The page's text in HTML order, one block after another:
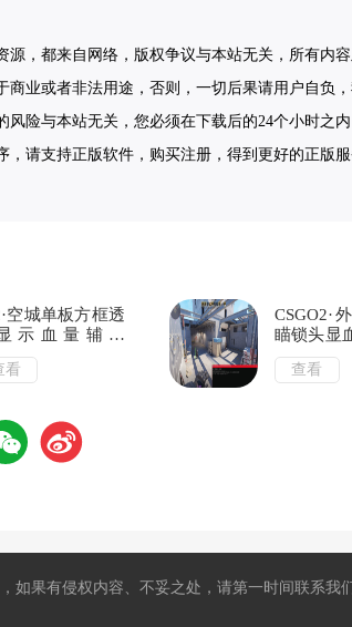
源，都来自网络，版权争议与本站无关，所有内
商业或者非法用途，否则，一切后果请用户自负
风险与本站无关，您必须在下载后的24个小时之
，请支持正版软件，购买注册，得到更好的正版服
空城单板方框透
示血量辅助
看
CSGO2·
瞄锁头显
助 v11.19
查看
如果有侵权内容、不妥之处，请第一时间联系我